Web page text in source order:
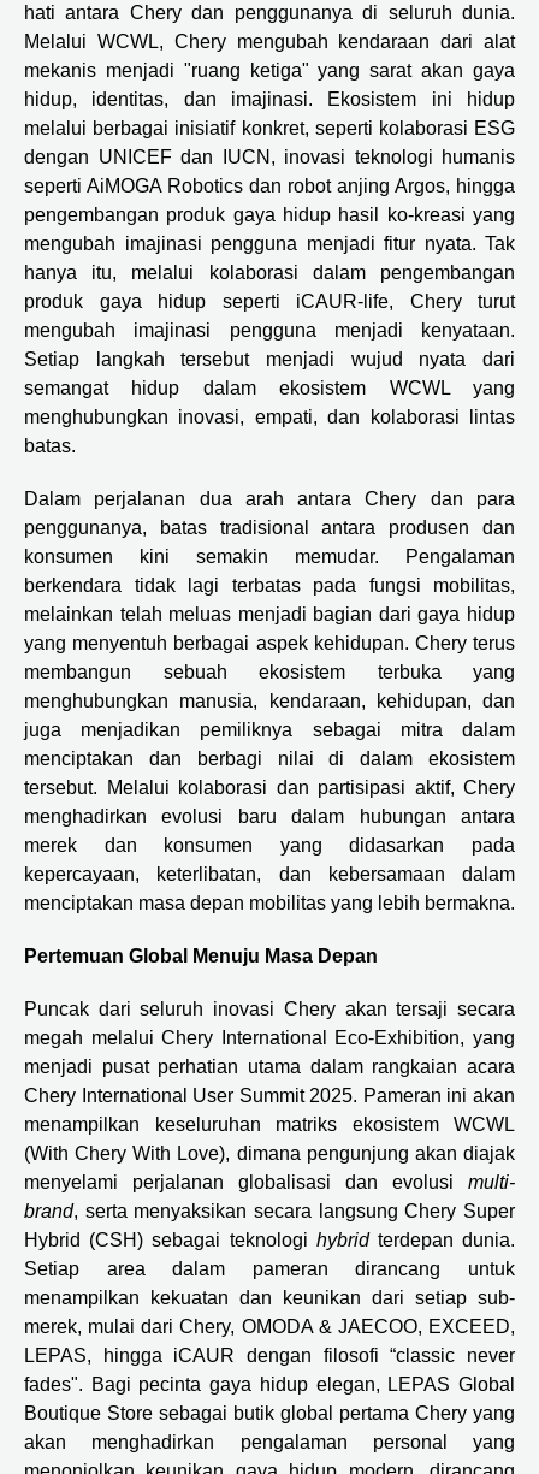
hati antara Chery dan penggunanya di seluruh dunia.
Melalui WCWL, Chery mengubah kendaraan dari alat
mekanis menjadi "ruang ketiga" yang sarat akan gaya
hidup, identitas, dan imajinasi. Ekosistem ini hidup
melalui berbagai inisiatif konkret, seperti kolaborasi ESG
dengan UNICEF dan IUCN, inovasi teknologi humanis
seperti AiMOGA Robotics dan robot anjing Argos, hingga
pengembangan produk gaya hidup hasil ko-kreasi yang
mengubah imajinasi pengguna menjadi fitur nyata. Tak
hanya itu, melalui kolaborasi dalam pengembangan
produk gaya hidup seperti iCAUR-life, Chery turut
mengubah imajinasi pengguna menjadi kenyataan.
Setiap langkah tersebut menjadi wujud nyata dari
semangat hidup dalam ekosistem WCWL yang
menghubungkan inovasi, empati, dan kolaborasi lintas
batas.
Dalam perjalanan dua arah antara Chery dan para
penggunanya, batas tradisional antara produsen dan
konsumen kini semakin memudar. Pengalaman
berkendara tidak lagi terbatas pada fungsi mobilitas,
melainkan telah meluas menjadi bagian dari gaya hidup
yang menyentuh berbagai aspek kehidupan. Chery terus
membangun sebuah ekosistem terbuka yang
menghubungkan manusia, kendaraan, kehidupan, dan
juga menjadikan pemiliknya sebagai mitra dalam
menciptakan dan berbagi nilai di dalam ekosistem
tersebut. Melalui kolaborasi dan partisipasi aktif, Chery
menghadirkan evolusi baru dalam hubungan antara
merek dan konsumen yang didasarkan pada
kepercayaan, keterlibatan, dan kebersamaan dalam
menciptakan masa depan mobilitas yang lebih bermakna.
Pertemuan Global Menuju Masa Depan
Puncak dari seluruh inovasi Chery akan tersaji secara
megah melalui Chery International Eco-Exhibition, yang
menjadi pusat perhatian utama dalam rangkaian acara
Chery International User Summit 2025. Pameran ini akan
menampilkan keseluruhan matriks ekosistem WCWL
(With Chery With Love), dimana pengunjung akan diajak
menyelami perjalanan globalisasi dan evolusi multi-
brand, serta menyaksikan secara langsung Chery Super
Hybrid (CSH) sebagai teknologi hybridterdepan dunia.
Setiap area dalam pameran dirancang untuk
menampilkan kekuatan dan keunikan dari setiap sub-
merek, mulai dari Chery, OMODA & JAECOO, EXCEED,
LEPAS, hingga iCAUR dengan filosofi “classic never
fades". Bagi pecinta gaya hidup elegan, LEPAS Global
Boutique Store sebagai butik global pertama Chery yang
akan menghadirkan pengalaman personal yang